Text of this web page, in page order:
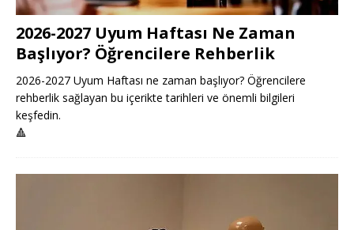
2026-2027 Uyum Haftası Ne Zaman
Başlıyor? Öğrencilere Rehberlik
2026-2027 Uyum Haftası ne zaman başlıyor? Öğrencilere
rehberlik sağlayan bu içerikte tarihleri ve önemli bilgileri
keşfedin.
🔺